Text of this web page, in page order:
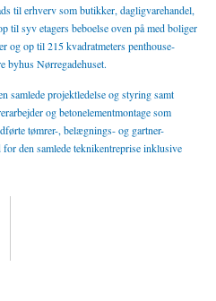
til erhverv som butikker, dagligvarehandel,
til syv etagers beboelse oven på med boliger
og op til 215 kvadratmeters penthouse­
byhus Nørregadehuset.
samlede projektledelse og styring samt
og betonelementmontage som
tømrer-, belægnings- og gartner-
den samlede teknikentreprise inklusive